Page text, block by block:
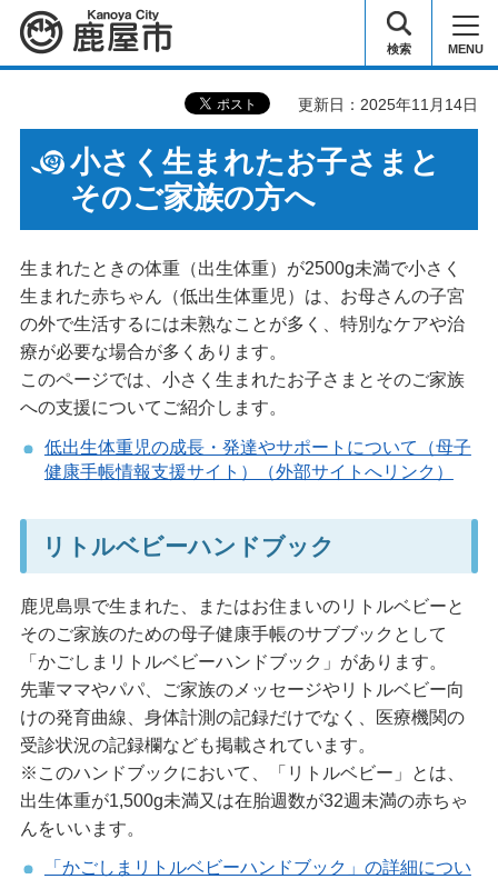
鹿屋市 検索 MENU
更新日：2025年11月14日
小さく生まれたお子さまと
そのご家族の方へ
生まれたときの体重（出生体重）が2500g未満で小さく
生まれた赤ちゃん（低出生体重児）は、お母さんの子宮
の外で生活するには未熟なことが多く、特別なケアや治
療が必要な場合が多くあります。
このページでは、小さく生まれたお子さまとそのご家族
への支援についてご紹介します。
低出生体重児の成長・発達やサポートについて（母子
健康手帳情報支援サイト）（外部サイトへリンク）
リトルベビーハンドブック
鹿児島県で生まれた、またはお住まいのリトルベビーと
そのご家族のための母子健康手帳のサブブックとして
「かごしまリトルベビーハンドブック」があります。
先輩ママやパパ、ご家族のメッセージやリトルベビー向
けの発育曲線、身体計測の記録だけでなく、医療機関の
受診状況の記録欄なども掲載されています。
※このハンドブックにおいて、「リトルベビー」とは、
出生体重が1,500g未満又は在胎週数が32週未満の赤ちゃ
んをいいます。
「かごしまリトルベビーハンドブック」の詳細につい